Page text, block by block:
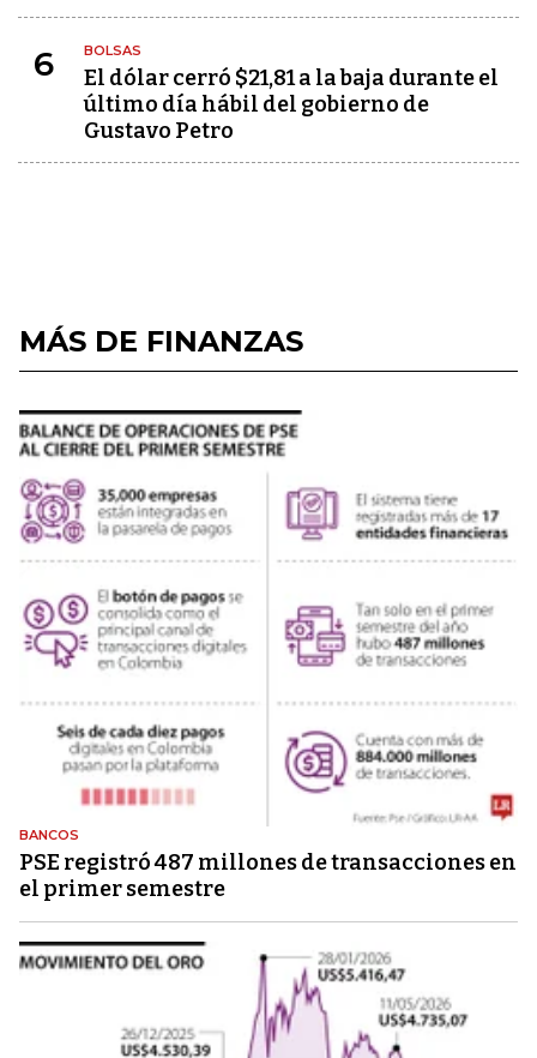
6 BOLSAS
El dólar cerró $21,81 a la baja durante el
último día hábil del gobierno de
Gustavo Petro
MÁS DE FINANZAS
BANCOS
PSE registró 487 millones de transacciones en
el primer semestre